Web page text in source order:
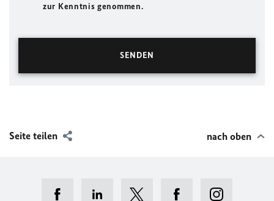
zur Kenntnis genommen.
Seite teilen nach oben